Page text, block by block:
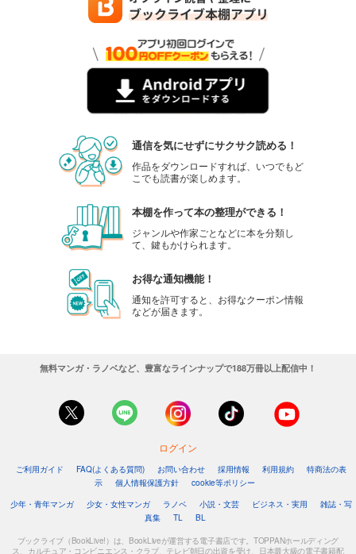
通信を気にせずにサクサク読める！
作品をダウンロードすれば、いつでもど
こでも読書が楽しめます。
本棚を作って本の整理ができる！
ジャンルや作家ごとなどに本を分類し
て、鍵もかけられます。
お得な通知機能！
通知を許可すると、お得なクーポン情報
などが届きます。
無料マンガ・ラノベなど、豊富なラインナップで188万冊以上配信中！
ログイン
ご利用ガイド FAQ(よくある質問) お問い合わせ 採用情報 利用規約
特商法の表
示
個人情報保護方針
cookie等ポリシー
少年・青年マンガ
少女・女性マンガ ラノベ 小説・文芸 ビジネス・実用
雑誌・写
真集
TL BL
ブックライブ（BookLive!）は、BookLiveが運営する電子書店です。TOPPANホールディング
ス、カルチュア・コンビニエンス・クラブ、テレビ朝日の出資を受け、日本最大級の電子書籍配